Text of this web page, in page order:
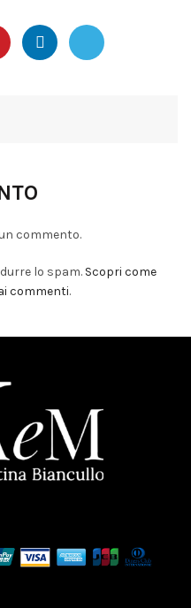
commento.
lo spam. Scopri come
commenti.